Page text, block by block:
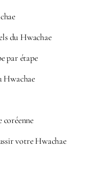
du Hwachae
par étape
Hwachae
coréenne
votre Hwachae